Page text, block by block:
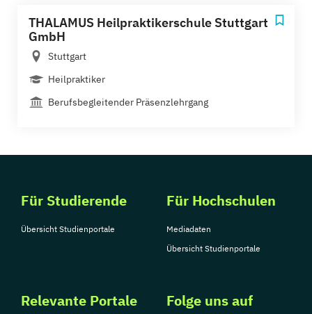
THALAMUS Heilpraktikerschule Stuttgart
GmbH
Stuttgart
Heilpraktiker
Berufsbegleitender Präsenzlehrgang
Für Studierende
Übersicht Studienportale
Für Hochschulen
Mediadaten
Übersicht Studienportale
Relevante Portale Folge uns auf